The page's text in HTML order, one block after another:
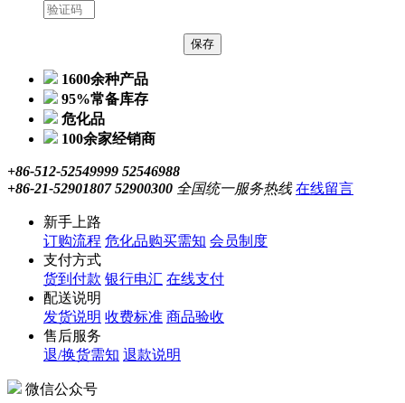
1600余种产品
95%常备库存
危化品
100余家经销商
+86-512-52549999 52546988
+86-21-52901807 52900300 全国统一服务热线在线留言
新手上路
订购流程 危化品购买需知 会员制度
支付方式
货到付款 银行电汇 在线支付
配送说明
发货说明 收费标准 商品验收
售后服务
退/换货需知 退款说明
微信公众号